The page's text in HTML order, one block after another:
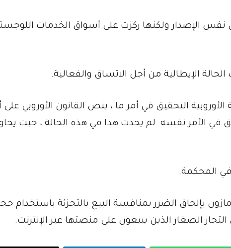
القضية الإيطالية في عام 2019 حول نفس الإصدار ولكنها ركزت على أسواق الخدمات
الإيطالية من أجل الاتساق والفعالية.
التحقيق في أمر ما ، ينص القانون الأوروبي على
في الأمر نفسه. لم يحدث هذا في هذه الحالة ، حيث
المحكمة.
بإلحاق الضرر بمنافسة البيع بالتجزئة باستخدام
الصغار الذين يبيعون على منصتها عبر الإنترنت.